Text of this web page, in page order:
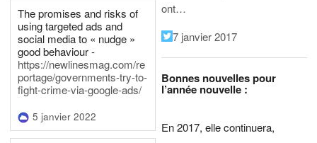
The promises and risks of
using targeted ads and
social media to « nudge »
good behaviour -
https://newlinesmag.com/re
portage/governments-try-to-
fight-crime-via-google-ads/
5 janvier 2022
ont…
7 janvier 2017
Bonnes nouvelles pour
l’année nouvelle :
En 2017, elle continuera,